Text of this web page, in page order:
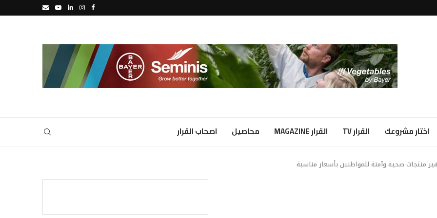
اختار مشروعك القرار TV القرار MAGAZINE محاصيل اصحاب القرار
منتجات صحية وآمنة للمواطنين بأسعار مناسبة